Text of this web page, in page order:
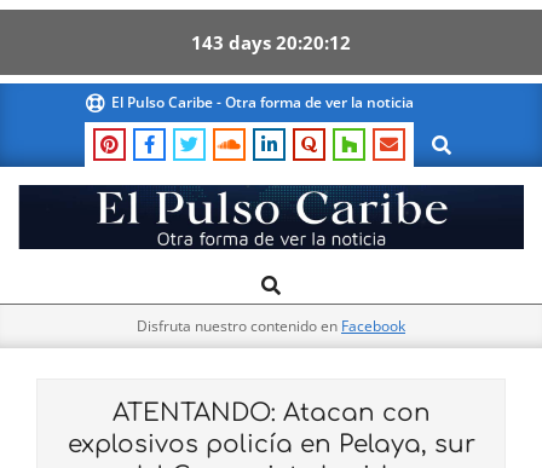
143 days 20 20 12
content
El Pulso Caribe - Otra forma de ver la noticia
Search
El
Pulso
Navigation
Search
Disfruta nuestro contenido en Facebook
ATENTANDO: Atacan con
explosivos policía en Pelaya, sur